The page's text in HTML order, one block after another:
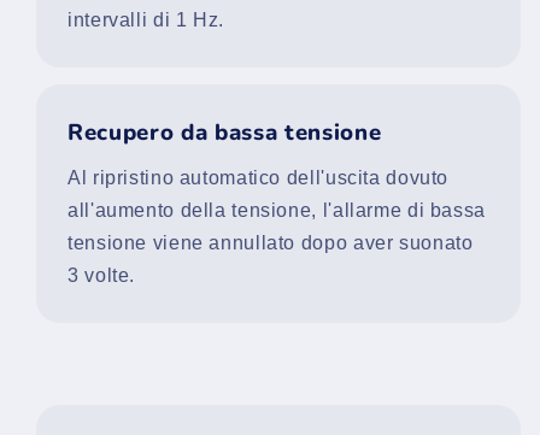
intervalli di 1 Hz.
Recupero da bassa tensione
Al ripristino automatico dell'uscita dovuto
all'aumento della tensione, l'allarme di bassa
tensione viene annullato dopo aver suonato
3 volte.